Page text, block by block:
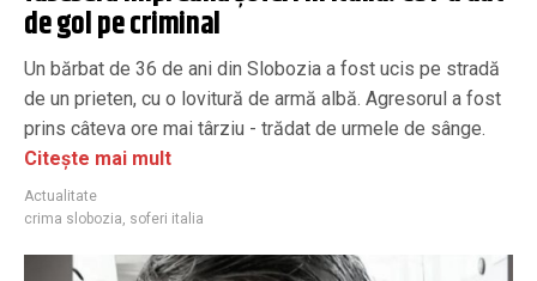
de gol pe criminal
Un bărbat de 36 de ani din Slobozia a fost ucis pe stradă
de un prieten, cu o lovitură de armă albă. Agresorul a fost
prins câteva ore mai târziu - trădat de urmele de sânge.
Citește mai mult
Actualitate
crima slobozia, soferi italia